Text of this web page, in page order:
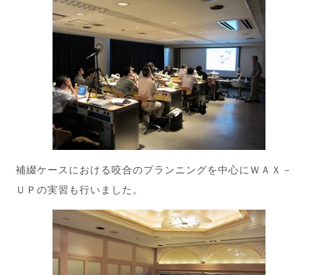
補綴ケースにおける咬合のプランニングを中心にＷＡＸ－
ＵＰの実習も行いました。